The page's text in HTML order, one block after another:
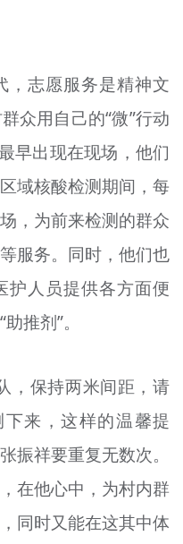
，志愿服务是精神文
众用自己的“微”行动
早出现在现场，他们
域核酸检测期间，每
，为前来检测的群众
服务。同时，他们也
护人员提供各方面便
推剂”。
，保持两米间距，请
来，这样的温馨提
振祥要重复无数次。
在他心中，为村内群
同时又能在这其中体